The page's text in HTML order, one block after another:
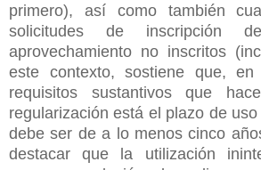
primero), así como también
solicitudes de inscripción
aprovechamiento no inscritos
este contexto, sostiene que,
requisitos sustantivos que
regularización está el plazo de
debe ser de a lo menos cinco
destacar que la utilización